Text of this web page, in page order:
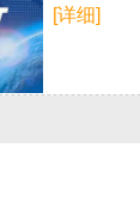
[详细]